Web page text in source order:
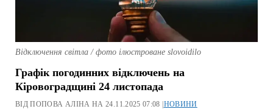
Відключення світла / фото ілюстроване slovoidilo
Графік погодинних відключень на
Кіровоградщині 24 листопада
ВІД ПОПОВА АЛІНА НА 24.11.2025 07:08 |НОВИНИ